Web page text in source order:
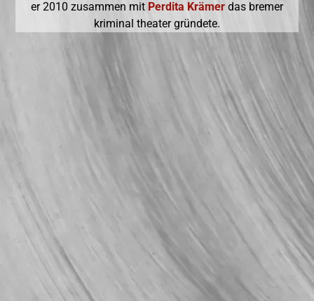
er 2010 zusammen mit Perdita Krämer das bremer
kriminal theater gründete.